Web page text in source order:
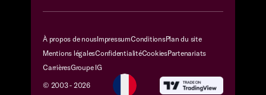
À propos de nousImpressumConditionsPlan du site
Mentions légalesConfidentialitéCookiesPartenariats
CarrièresGroupe IG
© 2003 - 2026